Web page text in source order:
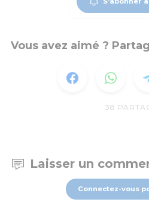
Vous avez aimé ?
38
Laisser un
Connectez-vous